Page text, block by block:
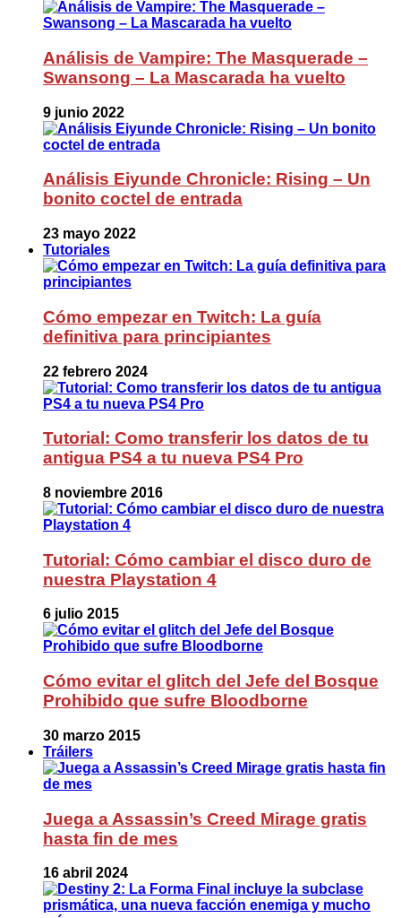
Análisis de Vampire: The Masquerade –
Swansong – La Mascarada ha vuelto
9 junio 2022
Análisis Eiyunde Chronicle: Rising – Un
bonito coctel de entrada
23 mayo 2022
Tutoriales
Cómo empezar en Twitch: La guía
definitiva para principiantes
22 febrero 2024
Tutorial: Como transferir los datos de tu
antigua PS4 a tu nueva PS4 Pro
8 noviembre 2016
Tutorial: Cómo cambiar el disco duro de
nuestra Playstation 4
6 julio 2015
Cómo evitar el glitch del Jefe del Bosque
Prohibido que sufre Bloodborne
30 marzo 2015
Tráilers
Juega a Assassin’s Creed Mirage gratis
hasta fin de mes
16 abril 2024